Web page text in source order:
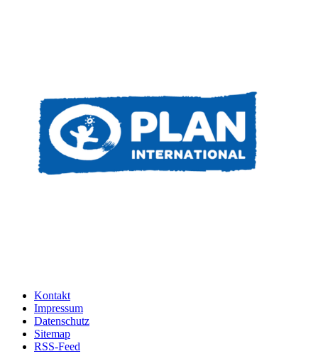
Kontakt
Impressum
Datenschutz
Sitemap
RSS-Feed